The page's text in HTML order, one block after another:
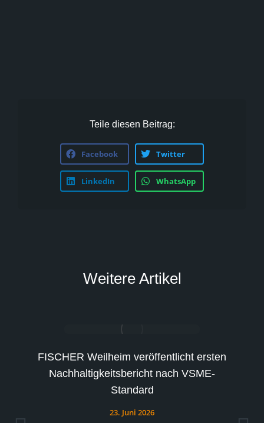
Teile diesen Beitrag:
Facebook Twitter
LinkedIn WhatsApp
Weitere Artikel
FISCHER Weilheim veröffentlicht ersten
Nachhaltigkeitsbericht nach VSME-
Standard
23. Juni 2026